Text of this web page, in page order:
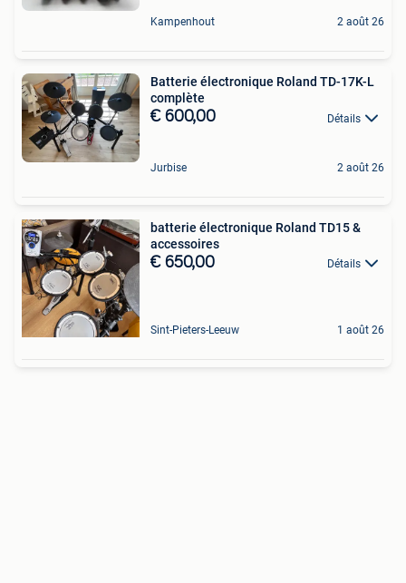
Kampenhout 2 août 26
Batterie électronique Roland TD-17K-L
complète
€ 600,00 Détails
Jurbise 2 août 26
batterie électronique Roland TD15 &
accessoires
€ 650,00 Détails
Sint-Pieters-Leeuw 1 août 26